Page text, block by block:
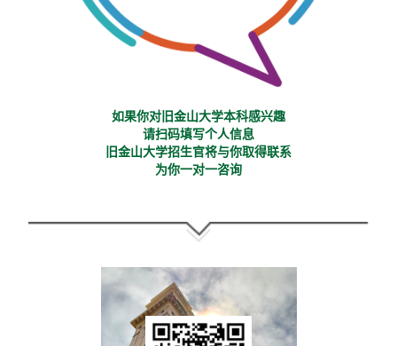
如果你对旧金山大学本科感兴趣
请扫码填写个人信息
旧金山大学招生官将与你取得联系
为你一对一咨询